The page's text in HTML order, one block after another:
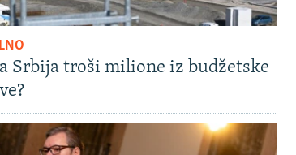
Srbija troši milione iz budžetske